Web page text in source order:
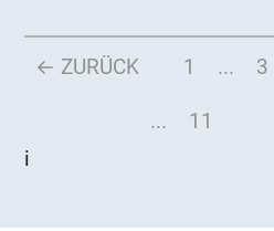
← ZURÜCK 1 ... 3
... 11
i